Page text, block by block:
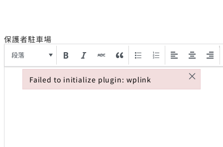
保護者駐車場
段落
Failed to initialize plugin: wplink ×
Failed to initialize plugin: wplink